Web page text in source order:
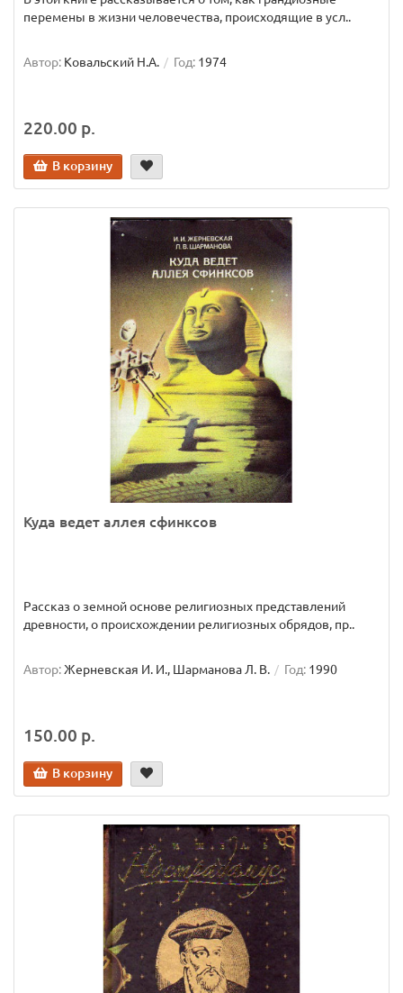
перемены в жизни человечества, происходящие в усл..
Автор: Ковальский Н.А. Год: 1974
220.00 р.
В корзину
Куда ведет аллея сфинксов
Рассказ о земной основе религиозных представлений
древности, о происхождении религиозных обрядов, пр..
Автор:Жерневская И. И., Шарманова Л. В. Год: 1990
150.00 р.
В корзину